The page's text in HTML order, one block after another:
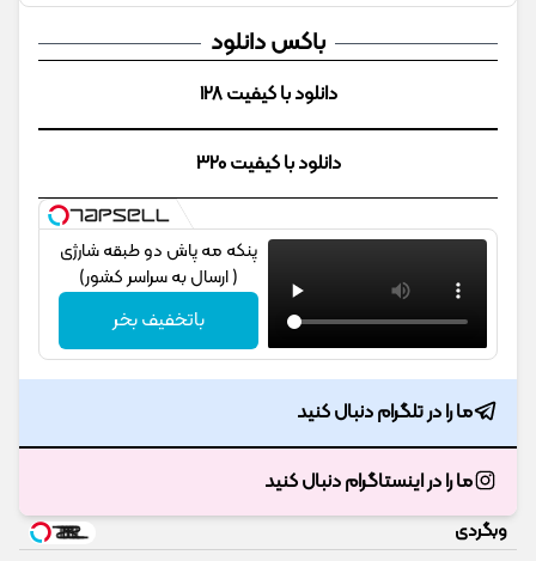
باکس دانلود
دانلود با کیفیت 128
دانلود با کیفیت 320
پنکه مه پاش دو طبقه شارژی
( ارسال به سراسر کشور)
باتخفیف بخر
ما را در تلگرام دنبال کنید
ما را در اینستاگرام دنبال کنید
وبگردی